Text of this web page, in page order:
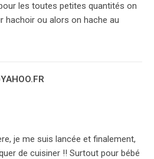
les toutes petites quantités on
hachoir ou alors on hache au
je me suis lancée et finalement,
de cuisiner !! Surtout pour bébé